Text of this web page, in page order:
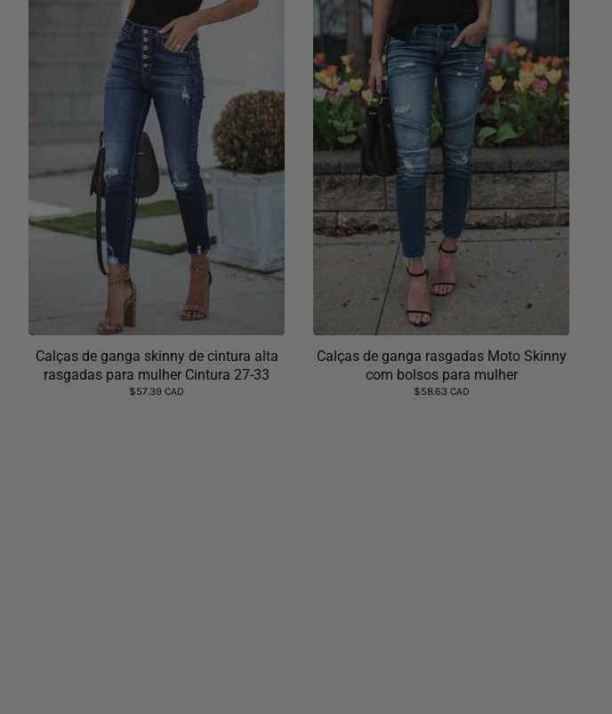
Calças de ganga skinny de cintura alta
rasgadas para mulher Cintura 27-33
$57.39 CAD
Calças de ganga rasgadas Moto Skinny
com bolsos para mulher
$58.63 CAD